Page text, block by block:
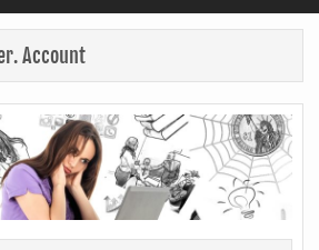
Account